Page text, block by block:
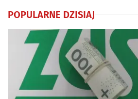
POPULARNE DZISIAJ